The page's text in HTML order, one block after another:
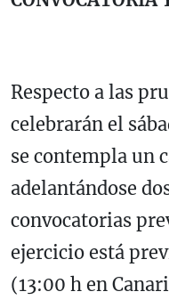
Respecto a las
celebrarán el
se contempla un
adelantándose
convocatorias
ejercicio está
(13:00 h en